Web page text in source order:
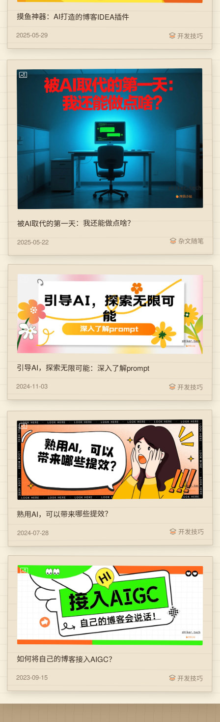
摸鱼神器：AI打造的博客IDEA插件
2025-05-29 开发技巧
被AI取代的第一天：我还能做点啥？
2025-05-22 杂文随笔
引导AI，探索无限可能：深入了解prompt
2024-11-03 开发技巧
熟用AI，可以带来哪些提效？
2024-07-28 开发技巧
如何将自己的博客接入AIGC？
2023-09-15 开发技巧